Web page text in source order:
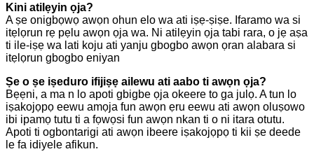
Kini atilẹyin ọja?
A ṣe onigbọwọ awọn ohun elo wa ati iṣẹ-ṣiṣe. Ifaramo wa si
itẹlọrun rẹ pẹlu awọn ọja wa. Ni atilẹyin ọja tabi rara, o jẹ aṣa
ti ile-iṣẹ wa lati koju ati yanju gbogbo awọn ọran alabara si
itẹlọrun gbogbo eniyan
Ṣe o ṣe iṣeduro ifijiṣẹ ailewu ati aabo ti awọn ọja?
Bẹẹni, a ma n lo apoti gbigbe ọja okeere to ga julọ. A tun lo
iṣakojọpọ eewu amọja fun awọn ẹru eewu ati awọn oluṣowo
ibi ipamọ tutu ti a fọwọsi fun awọn nkan ti o ni itara otutu.
Apoti ti ogbontarigi ati awọn ibeere iṣakojọpọ ti kii ṣe deede
le fa idiyele afikun.